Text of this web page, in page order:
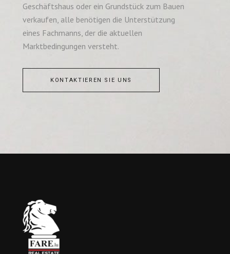
Geschäftshaus oder ein Grundstück zum Bauen
verkaufen, alle benötigen die Unterstützung
eines Fachmanns, der die aktuellen
Marktbedingungen versteht.
KONTAKTIEREN SIE UNS